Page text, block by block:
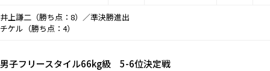
井上謙二（勝ち点：8）／準決勝進出
チケル（勝ち点：4）
男子フリースタイル66kg級 5-6位決定戦